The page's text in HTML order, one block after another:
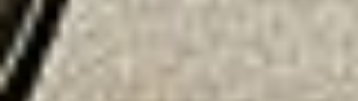
statistieken of marketing) hebt geselecteerd, zal de
hierboven beschreven overdracht niet plaatsvinden. Voor
meer informatie, zie onze privacyverklaring.
We geven u hier graag meer gedetailleerde informatie:
Privacybeleid